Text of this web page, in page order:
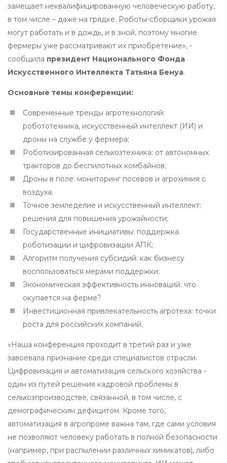
замещает неквалифицированную человеческую работу,
в том числе – даже на грядке. Роботы-сборщики урожая
могут работать и в дождь, и в зной, поэтому многие
фермеры уже рассматривают их приобретение», -
сообщила президент Национального Фонда
Искусственного Интеллекта Татьяна Бенуа.
Основные темы конференции:
Современные тренды агротехнологий:
робототехника, искусственный интеллект (ИИ) и
дроны на службе у фермера;
Роботизированная сельхозтехника: от автономных
тракторов до беспилотных комбайнов;
Дроны в поле: мониторинг посевов и агрохимия с
воздуха;
Точное земледелие и искусственный интеллект:
решения для повышения урожайности;
Государственные инициативы: поддержка
роботизации и цифровизации АПК;
Алгоритм получения субсидий: как бизнесу
воспользоваться мерами поддержки;
Экономическая эффективность инноваций: что
окупается на ферме?
Инвестиционная привлекательность агротеха: точки
роста для российских компаний.
«Наша конференция проходит в третий раз и уже
завоевала признание среди специалистов отрасли.
Цифровизация и автоматизация сельского хозяйства -
один из путей решения кадровой проблемы в
сельхозпроизводстве, связанной, в том числе, с
демографическим дефицитом. Кроме того,
автоматизация в агропроме важна там, где сами условия
не позволяют человеку работать в полной безопасности
(например, при распылении различных химикатов), либо